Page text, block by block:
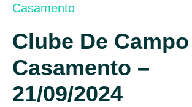
Casamento
Clube De
Casamento –
21/09/2024